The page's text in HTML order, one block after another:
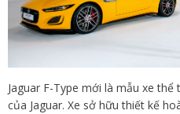
Jaguar F-Type mới là mẫu xe
của Jaguar. Xe sở hữu thiết kế